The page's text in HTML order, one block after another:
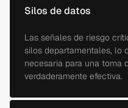
Silos de datos
Las señales de riesgo
silos departamentales, lo
necesaria para una toma
verdaderamente efectiva.